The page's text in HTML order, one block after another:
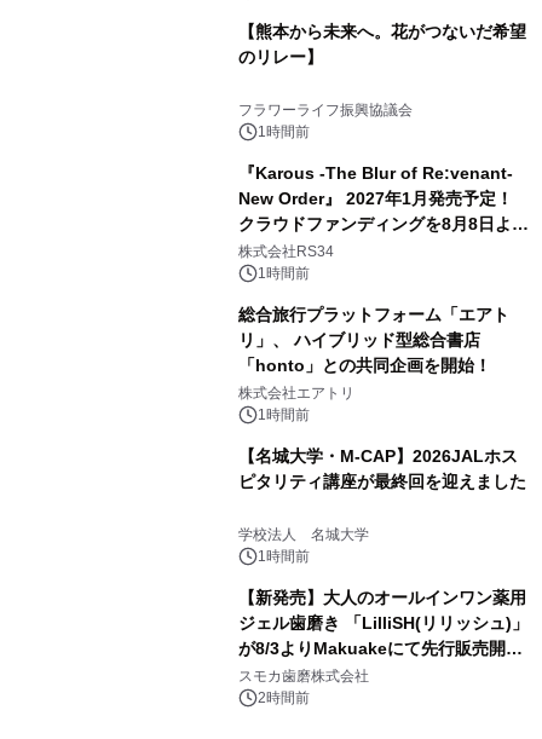
【熊本から未来へ。花がつないだ希望
のリレー】
フラワーライフ振興協議会
1時間前
『Karous -The Blur of Re:venant-
New Order』 2027年1月発売予定！
クラウドファンディングを8月8日より
開始
株式会社RS34
1時間前
総合旅行プラットフォーム「エアト
リ」、 ハイブリッド型総合書店
「honto」との共同企画を開始！
株式会社エアトリ
1時間前
【名城大学・M-CAP】2026JALホス
ピタリティ講座が最終回を迎えました
学校法人 名城大学
1時間前
【新発売】大人のオールインワン薬用
ジェル歯磨き 「LilliSH(リリッシュ)」
が8/3よりMakuakeにて先行販売開
始！
スモカ歯磨株式会社
2時間前